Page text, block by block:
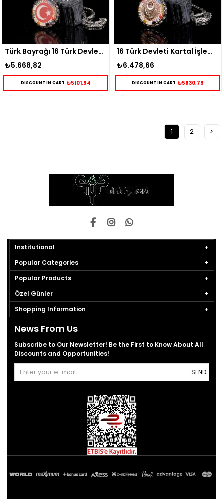
Türk Bayrağı 16 Türk Devleti Gümüş Kolye
₺5.668,82
DISCOUNT IN CART ₺5101,94
16 Türk Devleti Kartal İşlemeli Gümüş Kolye
₺6.478,66
DISCOUNT IN CART ₺5830,79
1 2 >
Institutional
Popular Categories
Popular Products
Özel Günler
Shopping Information
News From Us
Subscribe to Our Newsletter! Be the First to Know About All
Discounts and Opportunities!
SEND